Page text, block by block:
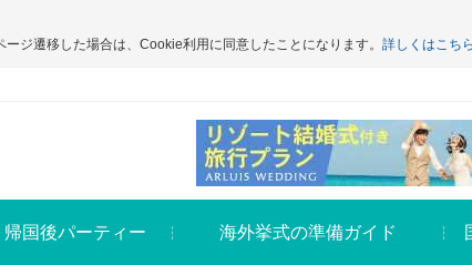
ジ遷移した場合は、Cookie利用に同意したことになります。 詳しくはこちら
帰国後パーティー 海外挙式の準備ガイド